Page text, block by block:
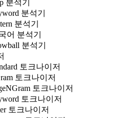
분석기
분석기
분석기
어 분석기
분석기
토크나이저
토크나이저
토크나이저
토크나이저
토크나이저